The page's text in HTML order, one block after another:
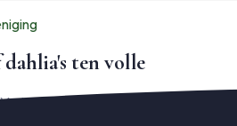
ten volle
documenten en het complete